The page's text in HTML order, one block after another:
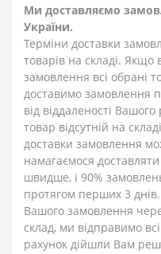
Ми доставляємо
України.
Терміни доставки
товарів на складі.
замовлення всі обрані
доставимо замовлення
від віддаленості
товар відсутній на
доставки замовлення
намагаємося
швидше, і 90%
протягом перших 3
Вашого замовлення
склад, ми відправимо
рахунок дійшли Вам